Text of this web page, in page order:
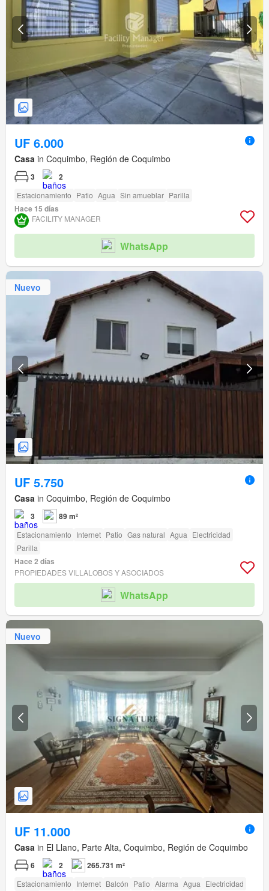
UF 6.000
Casa in Coquimbo, Región de Coquimbo
3 2
Estacionamiento Patio Agua Sin amueblar Parilla
Hace 15 días
FACILITY MANAGER
WhatsApp
Nuevo
UF 5.750
Casa in Coquimbo, Región de Coquimbo
3 89 m²
Estacionamiento Internet Patio Gas natural Agua Electricidad
Parilla
Hace 2 días
PROPIEDADES VILLALOBOS Y ASOCIADOS
WhatsApp
Nuevo
UF 11.000
Casa in El Llano, Parte Alta, Coquimbo, Región de Coquimbo
6 2 265.731 m²
Estacionamiento Internet Balcón Patio Alarma Agua Electricidad